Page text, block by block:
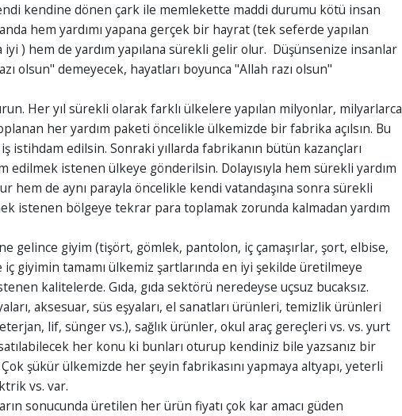
kendine dönen çark ile memlekette maddi durumu kötü insan
hem yardımı yapana gerçek bir hayrat (tek seferde yapılan
iyi ) hem de yardım yapılana sürekli gelir olur. Düşünsenize insanlar
olsun" demeyecek, hayatları boyunca "Allah razı olsun"
Her yıl sürekli olarak farklı ülkelere yapılan milyonlar, milyarlarca
her yardım paketi öncelikle ülkemizde bir fabrika açılsın. Bu
istihdam edilsin. Sonraki yıllarda fabrikanın bütün kazançları
edilmek istenen ülkeye gönderilsin. Dolayısıyla hem sürekli yardım
hem de aynı parayla öncelikle kendi vatandaşına sonra sürekli
istenen bölgeye tekrar para toplamak zorunda kalmadan yardım
gelince giyim (tişört, gömlek, pantolon, iç çamaşırlar, şort, elbise,
iç giyimin tamamı ülkemiz şartlarında en iyi şekilde üretilmeye
kalitelerde. Gıda, gıda sektörü neredeyse uçsuz bucaksız.
aksesuar, süs eşyaları, el sanatları ürünleri, temizlik ürünleri
lif, sünger vs.), sağlık ürünler, okul araç gereçleri vs. vs. yurt
her konu ki bunları oturup kendiniz bile yazsanız bir
şükür ülkemizde her şeyin fabrikasını yapmaya altyapı, yeterli
vs. var.
sonucunda üretilen her ürün fiyatı çok kar amacı güden